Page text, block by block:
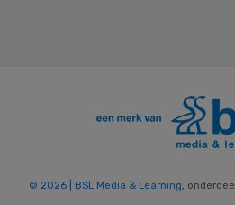
© 2026 | BSL Media & Learning,